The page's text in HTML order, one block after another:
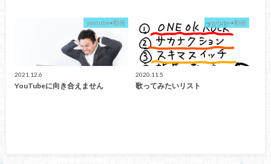
youtube•動画
2021.12.6
YouTubeに向き合えません
youtube•動画
2020.11.5
歌ってみたいリスト